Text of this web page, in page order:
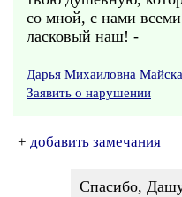
со мной, с нами
ласковый наш! -
Дарья Михаиловна
Заявить о нарушении
+ добавить замечания
Спасибо,